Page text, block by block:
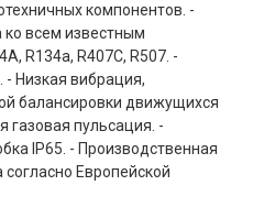
компонентов. -
всем известным
R134a, R407C, R507. -
Низкая вибрация,
балансировки движущихся
газовая пульсация. -
IP65. - Производственная
Европейской